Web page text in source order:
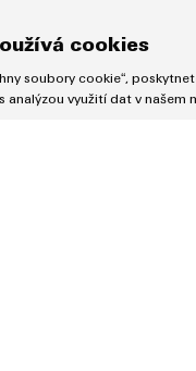
cookies
soubory cookie“,
využití dat v našem